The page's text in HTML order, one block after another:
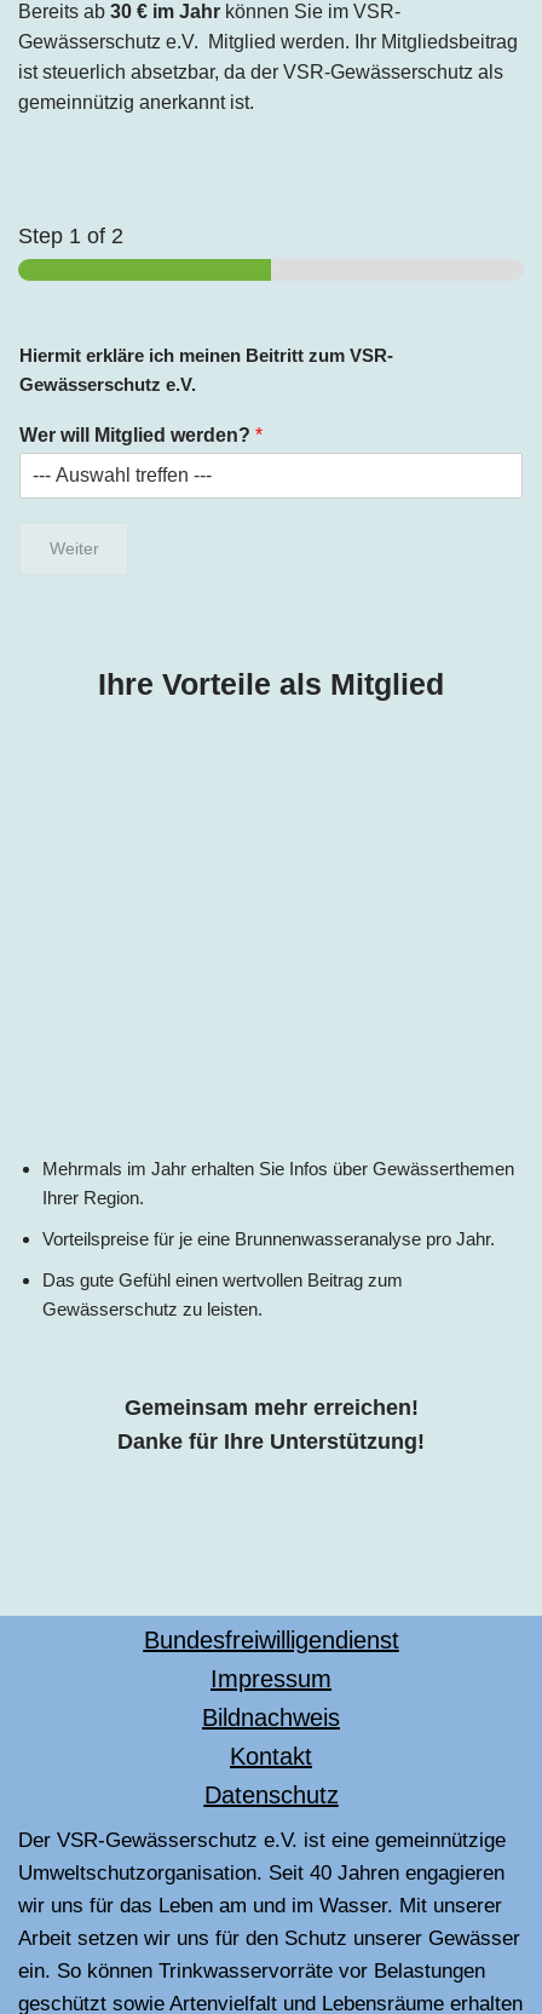
Bereits ab 30 € im Jahr können Sie im VSR-
Gewässerschutz e.V. Mitglied werden. Ihr Mitgliedsbeitrag
ist steuerlich absetzbar, da der VSR-Gewässerschutz als
gemeinnützig anerkannt ist.
Step 1 of 2
Hiermit erkläre ich meinen Beitritt zum VSR-
Gewässerschutz e.V.
Wer will Mitglied werden? *
Weiter
Ihre Vorteile als Mitglied
Mehrmals im Jahr erhalten Sie Infos über Gewässerthemen
Ihrer Region.
Vorteilspreise für je eine Brunnenwasseranalyse pro Jahr.
Das gute Gefühl einen wertvollen Beitrag zum
Gewässerschutz zu leisten.
Gemeinsam mehr erreichen!
Danke für Ihre Unterstützung!
Bundesfreiwilligendienst
Impressum
Bildnachweis
Kontakt
Datenschutz
Der VSR-Gewässerschutz e.V. ist eine gemeinnützige
Umweltschutzorganisation. Seit 40 Jahren engagieren
wir uns für das Leben am und im Wasser. Mit unserer
Arbeit setzen wir uns für den Schutz unserer Gewässer
ein. So können Trinkwasservorräte vor Belastungen
geschützt sowie Artenvielfalt und Lebensräume erhalten